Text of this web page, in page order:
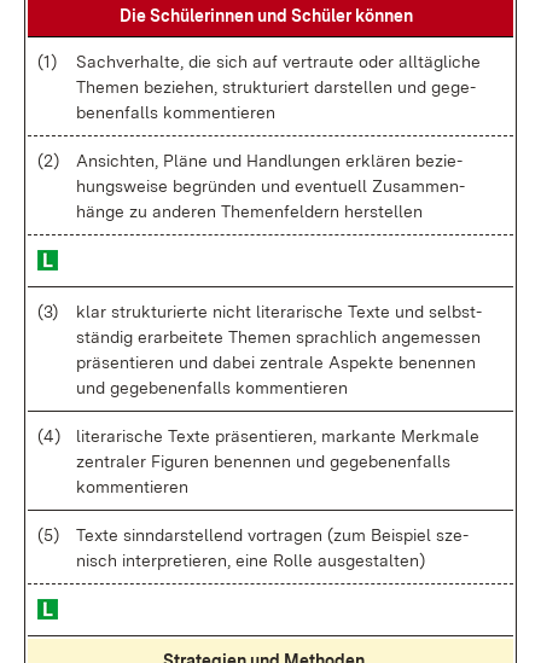
Die Schü­le­rin­nen und Schü­ler kön­nen
(1)
Sach­ver­hal­te, die sich auf ver­trau­te oder all­täg­li­che
The­men be­zie­hen, struk­tu­riert dar­stel­len und ge­ge­
be­nen­falls kom­men­tie­ren
(2)
An­sich­ten, Plä­ne und Hand­lun­gen er­klä­ren be­zie­
hungs­wei­se be­grün­den und even­tu­ell Zu­sam­men­
hän­ge zu an­de­ren The­men­fel­dern her­stel­len
(3)
klar struk­tu­rier­te nicht li­te­ra­ri­sche Tex­te und selbst­
stän­dig er­ar­bei­te­te The­men sprach­lich an­ge­mes­sen
prä­sen­tie­ren und da­bei zen­tra­le As­pek­te be­nen­nen
und ge­ge­be­nen­falls kom­men­tie­ren
(4)
li­te­ra­ri­sche Tex­te prä­sen­tie­ren, mar­kan­te Merk­ma­le
zen­tra­ler Fi­gu­ren be­nen­nen und ge­ge­be­nen­falls
kom­men­tie­ren
(5)
Tex­te sinn­dar­stel­lend vor­tra­gen (zum Bei­spiel sze­
nisch in­ter­pre­tie­ren, ei­ne Rol­le aus­ge­stal­ten)